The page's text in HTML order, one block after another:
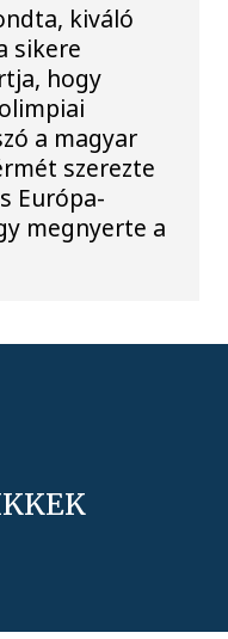
kiváló
sikere
hogy
a magyar
szerezte
Európa-
megnyerte a